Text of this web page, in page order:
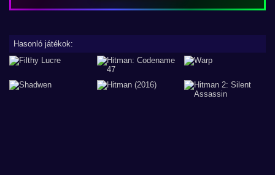
Hasonló játékok: